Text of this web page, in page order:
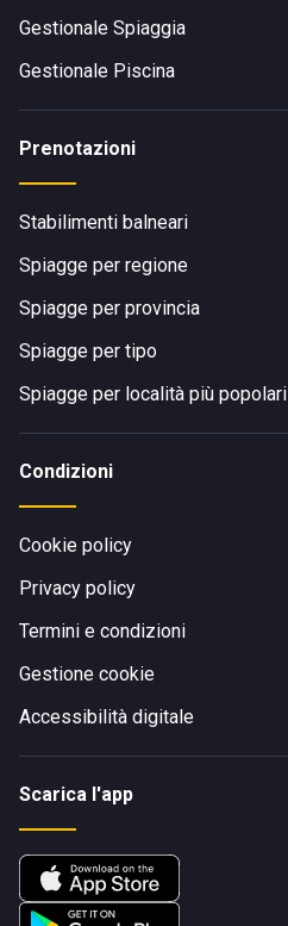
Gestionale Spiaggia
Gestionale Piscina
Prenotazioni
Stabilimenti balneari
Spiagge per regione
Spiagge per provincia
Spiagge per tipo
Spiagge per località più popolari
Condizioni
Cookie policy
Privacy policy
Termini e condizioni
Gestione cookie
Accessibilità digitale
Scarica l'app